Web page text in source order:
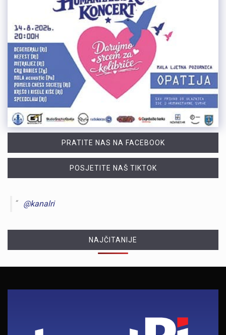
PRATITE NAS NA FACEBOOK
POSJETITE NAŠ TIKTOK
@kanalri
NAJČITANIJE